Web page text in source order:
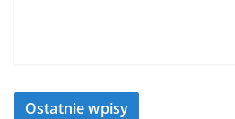
Ostatnie wpisy